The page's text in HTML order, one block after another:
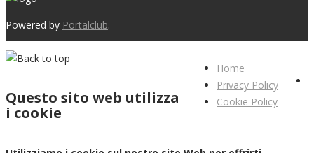
Powered by Portalclub.
Home
Privacy Policy
Cookie Policy
Questo sito web utilizza
i cookie